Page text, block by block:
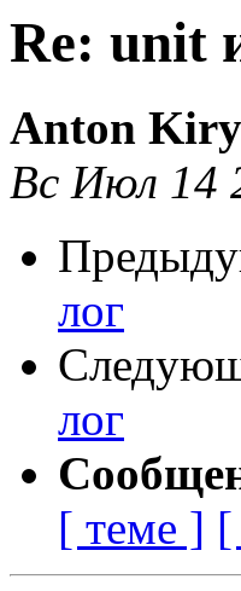
Re: unit
Anton
Вс Июл 14
лог
лог
[ теме ] [